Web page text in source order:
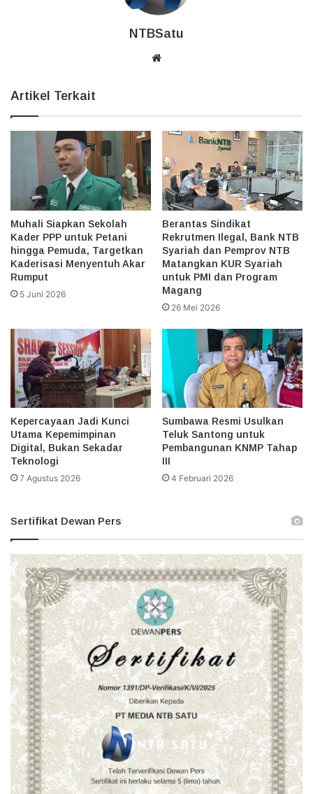
NTBSatu
Artikel Terkait
Muhali Siapkan Sekolah
Kader PPP untuk Petani
hingga Pemuda, Targetkan
Kaderisasi Menyentuh Akar
Rumput
5 Juni 2026
Berantas Sindikat
Rekrutmen Ilegal, Bank NTB
Syariah dan Pemprov NTB
Matangkan KUR Syariah
untuk PMI dan Program
Magang
26 Mei 2026
Kepercayaan Jadi Kunci
Utama Kepemimpinan
Digital, Bukan Sekadar
Teknologi
7 Agustus 2026
Sumbawa Resmi Usulkan
Teluk Santong untuk
Pembangunan KNMP Tahap
III
4 Februari 2026
Sertifikat Dewan Pers